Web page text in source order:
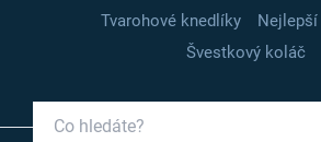
Tvarohové knedlíky
Švestkový koláč